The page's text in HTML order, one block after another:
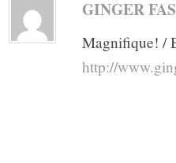
GINGER
Magnifique! /
http://